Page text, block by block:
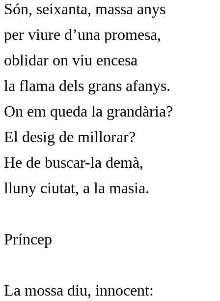
Són, seixanta, massa anys
per viure d’una promesa,
oblidar on viu encesa
la flama dels grans afanys.
On em queda la grandària?
El desig de millorar?
He de buscar-la demà,
lluny ciutat, a la masia.
Príncep
La mossa diu, innocent: